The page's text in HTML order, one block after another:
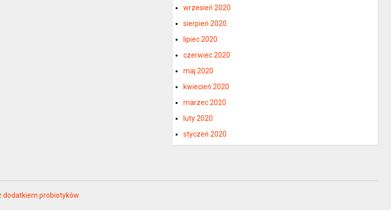
wrzesień 2020
sierpień 2020
lipiec 2020
czerwiec 2020
maj 2020
kwiecień 2020
marzec 2020
luty 2020
styczeń 2020
dodatkiem probiotyków